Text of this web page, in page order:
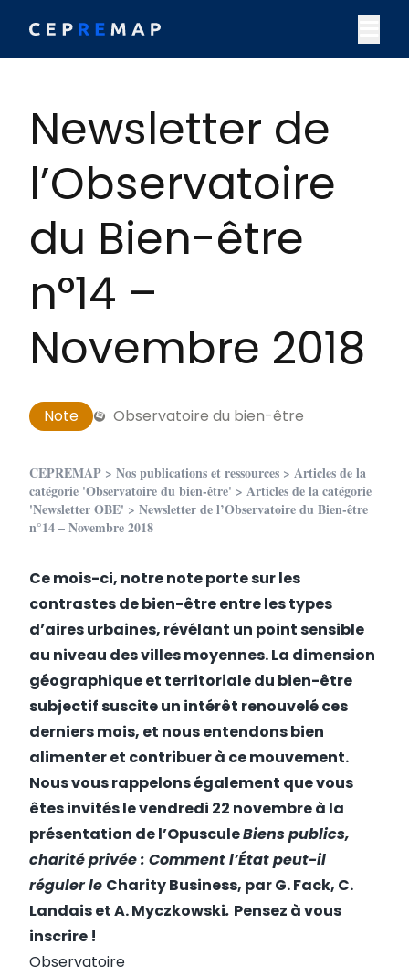
Newsletter de
l’Observatoire
du Bien-être
n°14 –
Novembre 2018
Note Observatoire du bien-être
CEPREMAP > Nos publications et ressources > Articles de la
catégorie 'Observatoire du bien-être' > Articles de la catégorie
'Newsletter OBE' > Newsletter de l’Observatoire du Bien-être
n°14 – Novembre 2018
Ce mois-ci, notre note porte sur les
contrastes de bien-être entre les types
d’aires urbaines, révélant un point sensible
au niveau des villes moyennes. La dimension
géographique et territoriale du bien-être
subjectif suscite un intérêt renouvelé ces
derniers mois, et nous entendons bien
alimenter et contribuer à ce mouvement.
Nous vous rappelons également que vous
êtes invités le vendredi 22 novembre à la
présentation de l’OpusculeBiens publics,
charité privée : Comment l’État peut-il
réguler le Charity Business, par G. Fack, C.
Landais et A. Myczkowski. Pensez à vous
inscrire !
Observatoire